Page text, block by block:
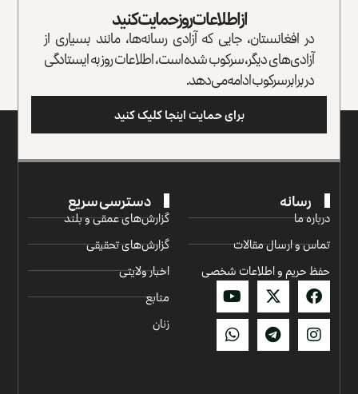
از اطلاعات روز حمایت کنید
در افغانستان، جایی که آزادی رسانه‌ها، مانند بسیاری از
آزادی‌های دیگر، سرکوب شده است، اطلاعات روز به ایستادگی
در برابر سرکوب ادامه می‌دهد.
برای حمایت اینجا کلیک کنید
رسانه
درباره ما
تماس و ارسال مقالات
حفظ حریم و اطلاعات شخصی
دسترسی سریع
گزارش‌‌های عمقی و بلند
گزارش‌های تحقیقی
اخبار ولایتی
منابع
زنان